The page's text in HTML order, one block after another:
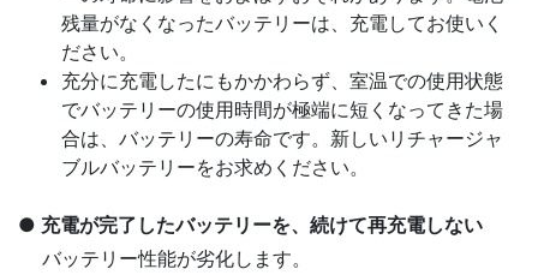
残量がなくなったバッテリーは、充電してお使いく
ださい。
充分に充電したにもかかわらず、室温での使用状態
でバッテリーの使用時間が極端に短くなってきた場
合は、バッテリーの寿命です。新しいリチャージャ
ブルバッテリーをお求めください。
充電が完了したバッテリーを、続けて再充電しない
バッテリー性能が劣化します。